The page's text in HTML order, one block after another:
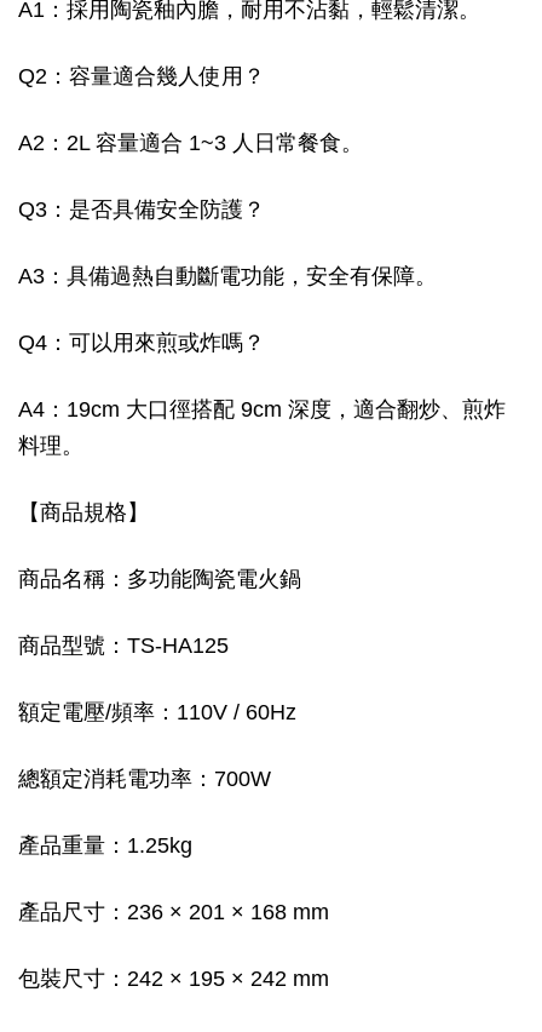
A1：採用陶瓷釉內膽，耐用不沾黏，輕鬆清潔。
Q2：容量適合幾人使用？
A2：2L 容量適合 1~3 人日常餐食。
Q3：是否具備安全防護？
A3：具備過熱自動斷電功能，安全有保障。
Q4：可以用來煎或炸嗎？
A4：19cm 大口徑搭配 9cm 深度，適合翻炒、煎炸
料理。
【商品規格】
商品名稱：多功能陶瓷電火鍋
商品型號：TS-HA125
額定電壓/頻率：110V / 60Hz
總額定消耗電功率：700W
產品重量：1.25kg
產品尺寸：236 × 201 × 168 mm
包裝尺寸：242 × 195 × 242 mm